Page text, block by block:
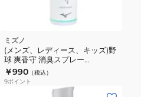
ミズノ
(メンズ、レディース、キッズ)野
球 爽香守 消臭スプレー
11GZ232200 1P
￥990 （税込）
9ポイント